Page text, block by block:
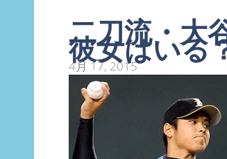
二刀流・大
彼女はいる
4月 17, 2015